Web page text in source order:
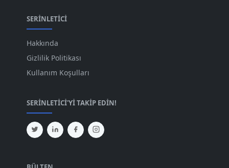
Haz 2023
May 2023
Nis 2023
Mar 2023
Oca 2023 [87]
Ara 2022 [82]
Eki 2022
SERINLETICI
Hakkında
Gizlilik Politikası
Kullanım Koşulları
SERINLETICI'YI TAKIP EDIN!